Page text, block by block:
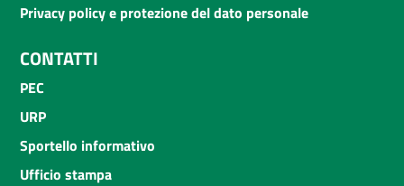
Privacy policy e protezione del dato personale
CONTATTI
PEC
URP
Sportello informativo
Ufficio stampa